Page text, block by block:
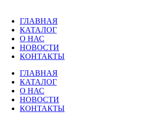
содержимому
ГЛАВНАЯ
КАТАЛОГ
О НАС
НОВОСТИ
КОНТАКТЫ
ГЛАВНАЯ
КАТАЛОГ
О НАС
НОВОСТИ
КОНТАКТЫ